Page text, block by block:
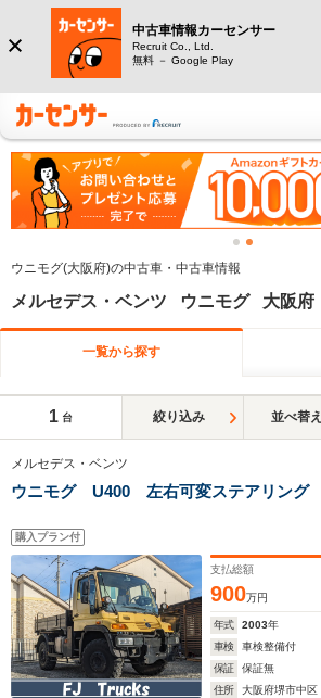
中古車情報カーセンサー
Recruit Co., Ltd.
無料 － Google Play
ウニモグ(大阪府)の中古車・中古車情報
メルセデス・ベンツ ウニモグ 大阪府
一覧から探す
1 台 絞り込み 並べ替え
メルセデス・ベンツ
ウニモグ U400 左右可変ステアリング
購入プラン付
支払総額
900万円
年式 2003年
車検
車検整備付
保証
保証無
住所
大阪府堺市中区